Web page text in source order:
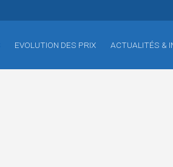
EVOLUTION DES PRIX ACTUALITÉS &